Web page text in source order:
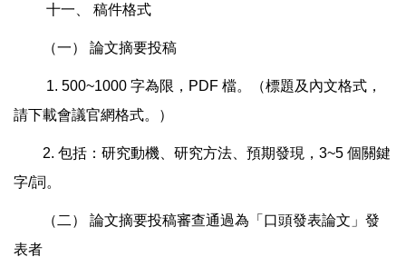
十一、 稿件格式
（一） 論文摘要投稿
1. 500~1000 字為限， PDF 檔。（標題及內文格式，
請下載會議官網格式。）
2. 包括：研究動機、研究方法、預期發現， 3~5 個關鍵
字/詞。
（二）
論文摘要投稿審查通過為「口頭發表論文」發
表者